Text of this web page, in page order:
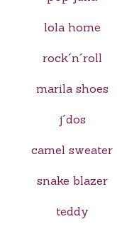
lola home
rock´n´roll
marila shoes
j´dos
camel sweater
snake blazer
teddy